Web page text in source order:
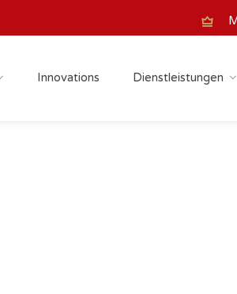
Innovations Dienstleistungen